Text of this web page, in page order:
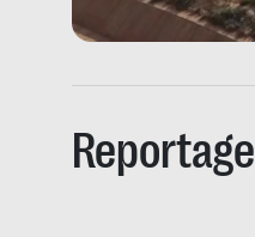
Reportage